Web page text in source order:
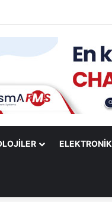
Özellikler Ekliyor
ELEKTRONIK